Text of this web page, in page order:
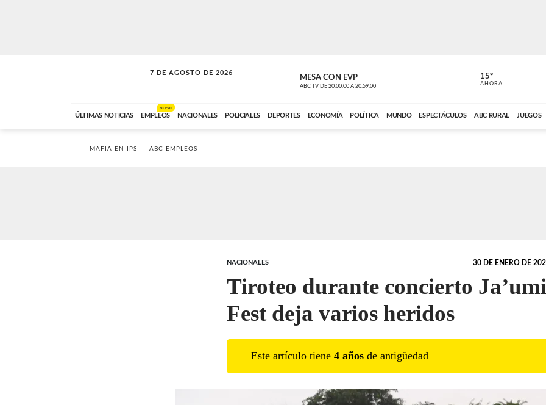
7 DE AGOSTO DE 2026
SOLO MÚSICA MESA CON EVP
ABC TV DE 20:00:00 A 20:59:00 ABC CARDINAL
15º
AHORA
ÚLTIMAS NOTICIAS EMPLEOS
NUEVO
NACIONALES POLICIALES DEPORTES ECONOMÍA POLÍTICA MUNDO ESPECTÁCULOS ABC RURAL JUEGOS
MAFIA EN IPS ABC EMPLEOS
NACIONALES 30 DE ENERO DE
Tiroteo durante concierto
Fest deja varios heridos
Este artículo tiene 4 años de antigüedad